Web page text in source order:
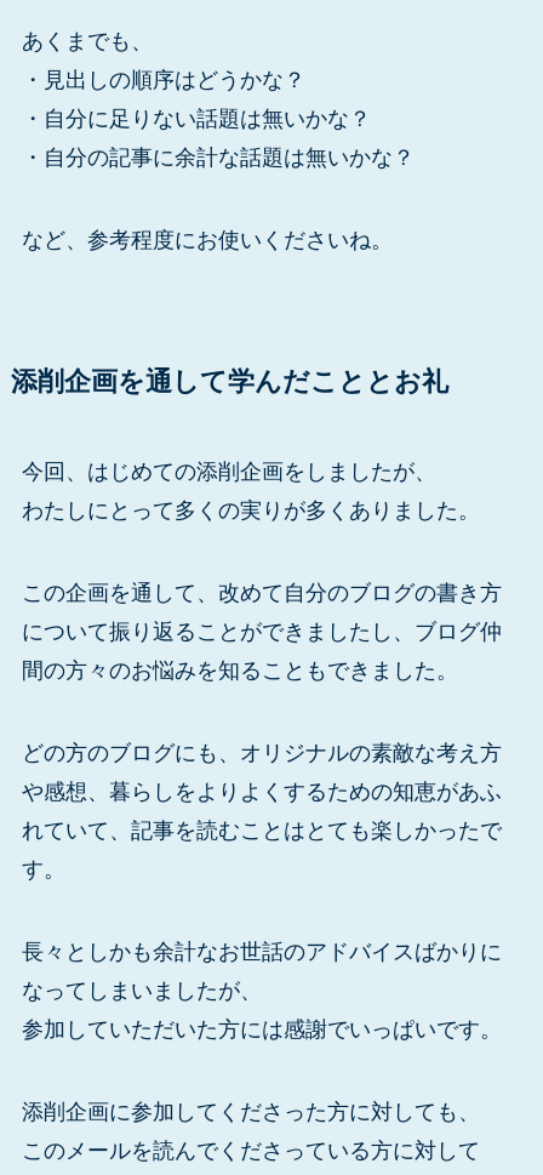
あくまでも、
・見出しの順序はどうかな？
・自分に足りない話題は無いかな？
・自分の記事に余計な話題は無いかな？
など、参考程度にお使いくださいね。
添削企画を通して学んだこととお礼
今回、はじめての添削企画をしましたが、
わたしにとって多くの実りが多くありました。
この企画を通して、改めて自分のブログの書き方
について振り返ることができましたし、ブログ仲
間の方々のお悩みを知ることもできました。
どの方のブログにも、オリジナルの素敵な考え方
や感想、暮らしをよりよくするための知恵があふ
れていて、記事を読むことはとても楽しかったで
す。
長々としかも余計なお世話のアドバイスばかりに
なってしまいましたが、
参加していただいた方には感謝でいっぱいです。
添削企画に参加してくださった方に対しても、
このメールを読んでくださっている方に対して